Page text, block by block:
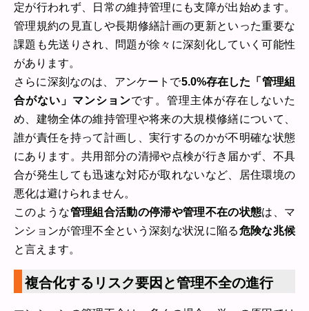
定が行われず、日常の維持管理にも支障が出始めます。
管理規約の見直しや長期修繕計画の更新といった重要な
課題も先送りされ、問題が徐々に深刻化していく可能性
があります。
さらに深刻なのは、アンケートで5.0%存在した「管理組
合がない」マンションです。管理主体が存在しないた
め、建物全体の維持管理や将来の大規模修繕について、
誰が責任を持って計画し、実行するのかが不明確な状態
にあります。共用部分の清掃や点検が行き届かず、不具
合が発生しても迅速な対応が取れないなど、居住環境の
悪化は避けられません。
このような管理組合活動の停滞や管理不在の状態は、マ
ンションが管理不全という深刻な状況に陥る危険な兆候
と言えます。
複合化するリスク要因と管理不全の進行